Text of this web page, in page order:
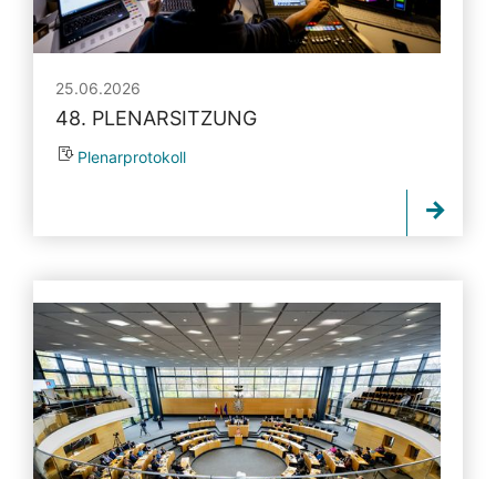
25.06.2026
48. PLENARSITZUNG
Plenarprotokoll